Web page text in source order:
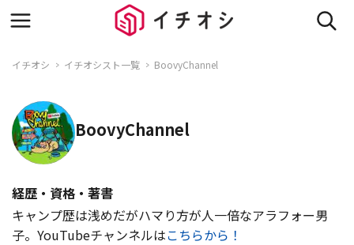
イチオシ イチオシスト一覧 BoovyChannel
BoovyChannel
経歴・資格・著書
キャンプ歴は浅めだがハマり方が人一倍なアラフォー男
子。YouTubeチャンネルはこちらから！